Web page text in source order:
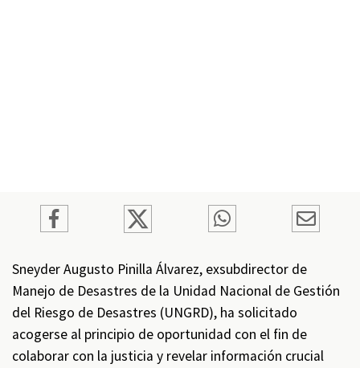
Sneyder Augusto Pinilla Álvarez, exsubdirector de
Manejo de Desastres de la Unidad Nacional de Gestión
del Riesgo de Desastres (UNGRD), ha solicitado
acogerse al principio de oportunidad con el fin de
colaborar con la justicia y revelar información crucial